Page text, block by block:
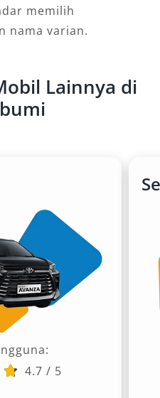
memilih
nama varian.
Lainnya di
4.7 / 5